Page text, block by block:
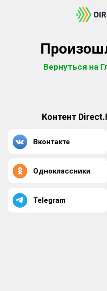
Вернуться на
Контент
Вконтакте
Одноклассники
Telegram